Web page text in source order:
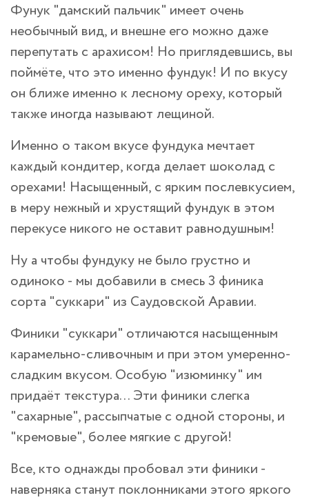
Фунук "дамский пальчик" имеет очень
необычный вид, и внешне его можно даже
перепутать с арахисом! Но приглядевшись, вы
поймёте, что это именно фундук! И по вкусу
он ближе именно к лесному ореху, который
также иногда называют лещиной.
Именно о таком вкусе фундука мечтает
каждый кондитер, когда делает шоколад с
орехами! Насыщенный, с ярким послевкусием,
в меру нежный и хрустящий фундук в этом
перекусе никого не оставит равнодушным!
Ну а чтобы фундуку не было грустно и
одиноко - мы добавили в смесь 3 финика
сорта "суккари" из Саудовской Аравии.
Финики "суккари" отличаются насыщенным
карамельно-сливочным и при этом умеренно-
сладким вкусом. Особую "изюминку" им
придаёт текстура... Эти финики слегка
"сахарные", рассыпчатые с одной стороны, и
"кремовые", более мягкие с другой!
Все, кто однажды пробовал эти финики -
наверняка станут поклонниками этого яркого